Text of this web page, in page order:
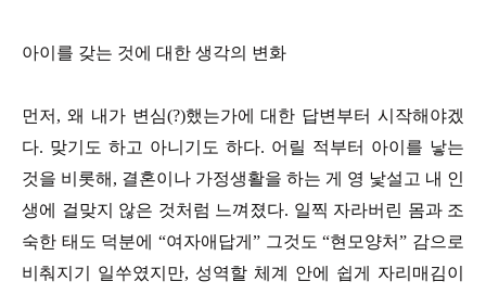
아이를 갖는 것에 대한 생각의 변화
먼저, 왜 내가 변심(?)했는가에 대한 답변부터 시작해야겠
다. 맞기도 하고 아니기도 하다. 어릴 적부터 아이를 낳는
것을 비롯해, 결혼이나 가정생활을 하는 게 영 낯설고 내 인
생에 걸맞지 않은 것처럼 느껴졌다. 일찍 자라버린 몸과 조
숙한 태도 덕분에 “여자애답게” 그것도 “현모양처” 감으로
비춰지기 일쑤였지만, 성역할 체계 안에 쉽게 자리매김이